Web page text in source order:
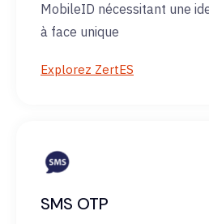
MobileID nécessitant une
à face unique
Explorez ZertES
SMS OTP